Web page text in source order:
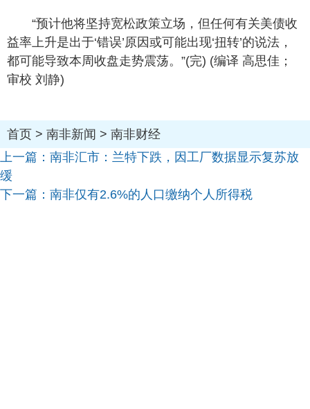
“预计他将坚持宽松政策立场，但任何有关美债收
益率上升是出于‘错误’原因或可能出现‘扭转’的说法，
都可能导致本周收盘走势震荡。”(完) (编译 高思佳；
审校 刘静)
首页 > 南非新闻 > 南非财经
上一篇： 南非汇市：兰特下跌，因工厂数据显示复苏放
缓
下一篇： 南非仅有2.6%的人口缴纳个人所得税